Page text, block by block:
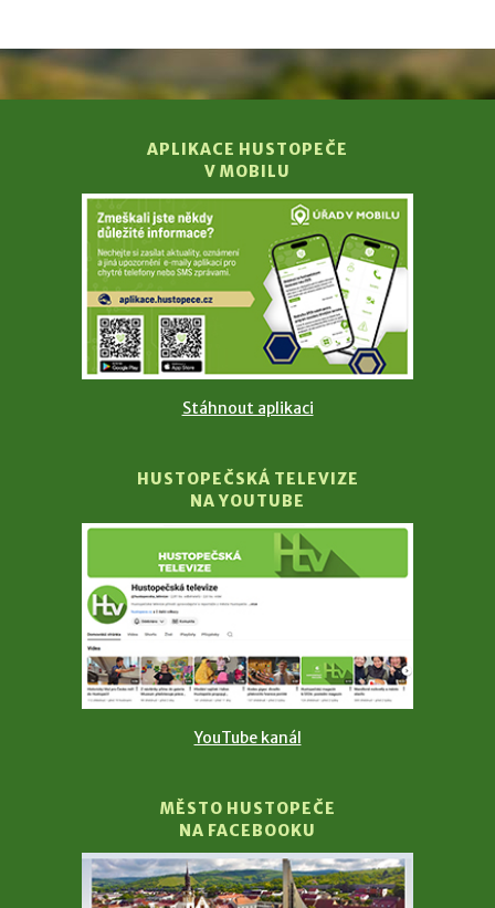
APLIKACE HUSTOPEČE
V MOBILU
Stáhnout aplikaci
HUSTOPEČSKÁ TELEVIZE
NA YOUTUBE
YouTube kanál
MĚSTO HUSTOPEČE
NA FACEBOOKU